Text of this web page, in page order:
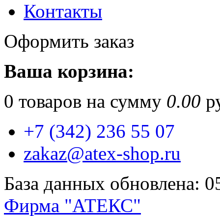
Контакты
Оформить заказ
Ваша корзина:
0 товаров на сумму 0.00
+7 (342) 236 55 07
zakaz@atex-shop.ru
База данных обновлена:
Фирма "АТЕКС"